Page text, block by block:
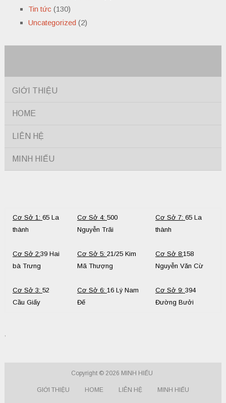
Tin tức (130)
Uncategorized (2)
GIỚI THIỆU
HOME
LIÊN HỆ
MINH HIẾU
Cơ Sở 1: 65 La
thành
Cơ Sở 2:39 Hai
bà Trưng
Cơ Sở 3: 52
Cầu Giấy
Cơ Sở 4: 500
Nguyễn Trãi
Cơ Sở 5: 21/25 Kim
Mã Thượng
Cơ Sở 6: 16 Lý Nam
Đế
Cơ Sở 7: 65 La
thành
Cơ Sở 8:158
Nguyễn Văn Cừ
Cơ Sở 9: 394
Đường Bưởi
Copyright © 2026 MINH HIẾU
GIỚI THIỆU HOME LIÊN HỆ MINH HIẾU